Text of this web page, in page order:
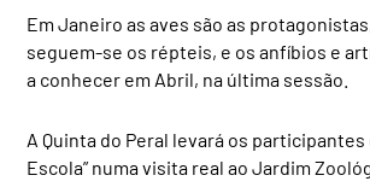
Em Janeiro as aves são as
seguem-se os répteis, e os anfíbios e
a conhecer em Abril, na última sessão.
A Quinta do Peral levará os participantes
Escola” numa visita real ao Jardim